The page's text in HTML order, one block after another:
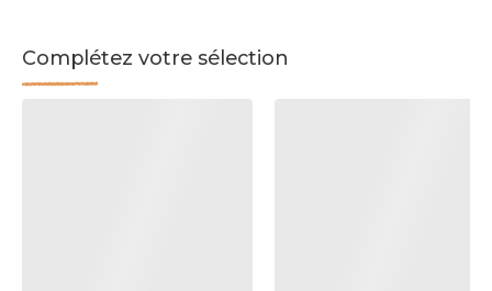
Complétez votre sélection